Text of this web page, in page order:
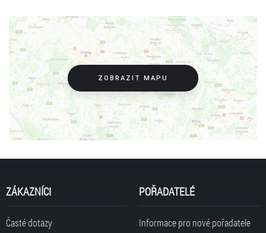
ZOBRAZIT MAPU
ZÁKAZNÍCI
Časté dotazy
POŘADATELÉ
Informace pro nové pořadatele